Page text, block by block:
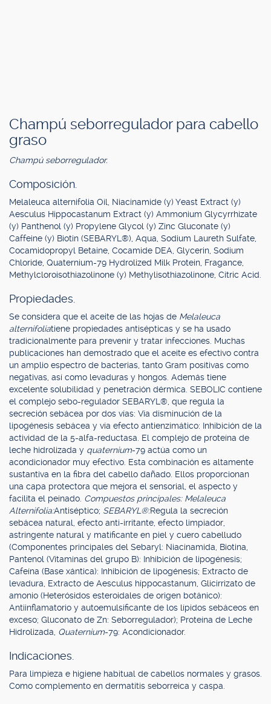
Champú seborregulador para cabello
graso
Champú seborregulador.
Composición.
Melaleuca alternifolia Oil, Niacinamide (y) Yeast Extract (y)
Aesculus Hippocastanum Extract (y) Ammonium Glycyrrhizate
(y) Panthenol (y) Propylene Glycol (y) Zinc Gluconate (y)
Caffeine (y) Biotin (SEBARYL®), Aqua, Sodium Laureth Sulfate,
Cocamidopropyl Betaine, Cocamide DEA, Glycerin, Sodium
Chloride, Quaternium-79 Hydrolized Milk Protein, Fragance,
Methylcloroisothiazolinone (y) Methylisothiazolinone, Citric Acid.
Propiedades.
Se considera que el aceite de las hojas de Melaleuca
alternifoliatiene propiedades antisépticas y se ha usado
tradicionalmente para prevenir y tratar infecciones. Muchas
publicaciones han demostrado que el aceite es efectivo contra
un amplio espectro de bacterias, tanto Gram positivas como
negativas, así como levaduras y hongos. Además tiene
excelente solubilidad y penetración dérmica. SEBOLIC contiene
el complejo sebo-regulador SEBARYL®, que regula la
secreción sebácea por dos vías: Vía disminución de la
lipogénesis sebácea y vía efecto antienzimático: Inhibición de la
actividad de la 5-alfa-reductasa. El complejo de proteína de
leche hidrolizada y quaternium-79 actúa como un
acondicionador muy efectivo. Esta combinación es altamente
sustantiva en la fibra del cabello dañado. Ellos proporcionan
una capa protectora que mejora el sensorial, el aspecto y
facilita el peinado. Compuestos principales: Melaleuca
Alternifolia:Antiséptico; SEBARYL®:Regula la secreción
sebácea natural, efecto anti-irritante, efecto limpiador,
astringente natural y matificante en piel y cuero cabelludo
(Componentes principales del Sebaryl: Niacinamida, Biotina,
Pantenol (Vitaminas del grupo B): Inhibición de lipogénesis;
Cafeína (Base xántica): Inhibición de lipogénesis; Extracto de
levadura, Extracto de Aesculus hippocastanum, Glicirrizato de
amonio (Heterósidos esteroidales de origen botánico):
Antiinflamatorio y autoemulsificante de los lípidos sebáceos en
exceso; Gluconato de Zn: Seborregulador); Proteína de Leche
Hidrolizada, Quaternium-79: Acondicionador.
Indicaciones.
Para limpieza e higiene habitual de cabellos normales y grasos.
Como complemento en dermatitis seborreica y caspa.